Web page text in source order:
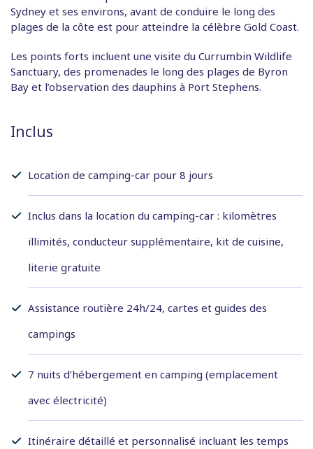
Sydney et ses environs, avant de conduire le long des
plages de la côte est pour atteindre la célèbre Gold Coast.
Les points forts incluent une visite du Currumbin Wildlife
Sanctuary, des promenades le long des plages de Byron
Bay et l’observation des dauphins à Port Stephens.
Inclus
Location de camping-car pour 8 jours
Inclus dans la location du camping-car : kilomètres
illimités, conducteur supplémentaire, kit de cuisine,
literie gratuite
Assistance routière 24h/24, cartes et guides des
campings
7 nuits d’hébergement en camping (emplacement
avec électricité)
Itinéraire détaillé et personnalisé incluant les temps